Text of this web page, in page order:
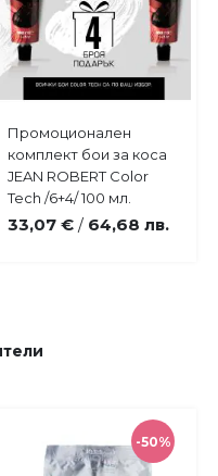
в
любими
Купи
Промоционален
комплект бои за коса
JEAN ROBERT Color
Tech /6+4/ 100 мл.
33,07 € / 64,68 лв.
-50%